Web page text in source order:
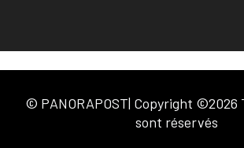
© PANORAPOST| Copyright ©2026
sont réservés